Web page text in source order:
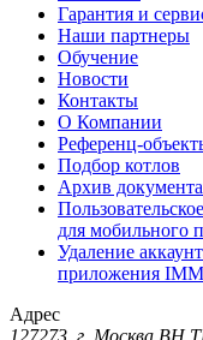
Гарантия и
Наши партнеры
Обучение
Новости
Контакты
О Компании
Референц-
Подбор котлов
Архив
для мобильного
Удаление
приложения
Адрес
127273, г. Москва